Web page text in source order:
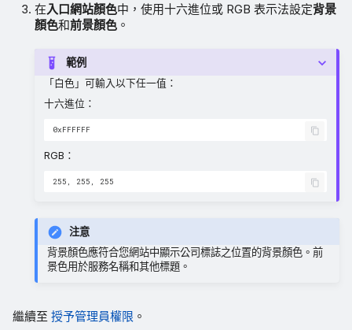
在入口網站顏色中，使用十六進位或 RGB 表示法設定背景
顏色和前景顏色 。
範例
「白色」可輸入以下任一值：
十六進位：
RGB：
注意
背景顏色應符合您網站中顯示公司標誌之位置的背景顏色。前
景色用於服務名稱和其他標題。
繼續至 授予管理員權限 。